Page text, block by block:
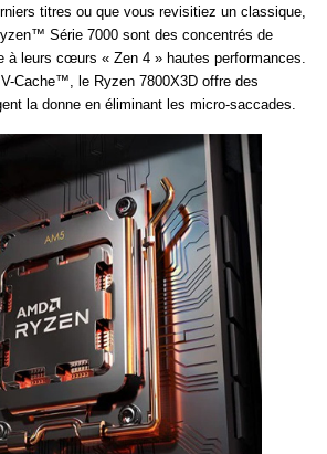
titres ou que vous revisitiez un classique,
Série 7000 sont des concentrés de
à leurs cœurs « Zen 4 » hautes performances.
Cache™, le Ryzen 7800X3D offre des
la donne en éliminant les micro-saccades.